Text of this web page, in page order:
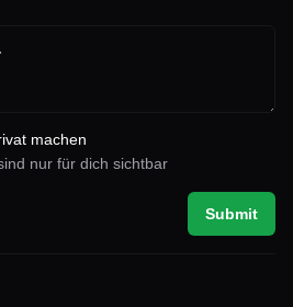
machen
nur für dich sichtbar
Submit